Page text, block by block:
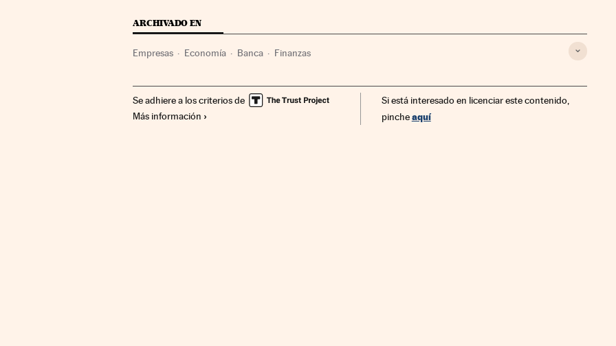
ARCHIVADO EN
Empresas Economía Banca Finanzas
Se adhiere a los criterios de
Más información
Si está interesado en licenciar este contenido,
pincheaquí